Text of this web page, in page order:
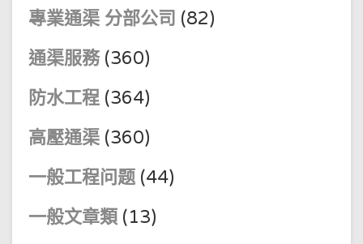
專業通渠 分部公司 (82)
通渠服務 (360)
防水工程 (364)
高壓通渠 (360)
一般工程问题 (44)
一般文章類 (13)